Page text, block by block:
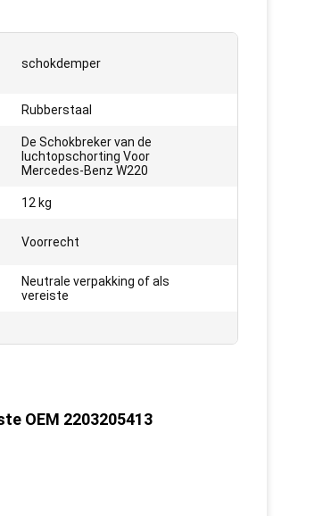
schokdemper
Rubberstaal
De Schokbreker van de
luchtopschorting Voor
Mercedes-Benz W220
12 kg
Voorrecht
Neutrale verpakking of als
vereiste
OEM 2203205413